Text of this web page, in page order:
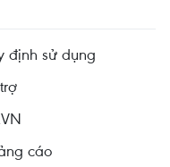
định sử dụng
cáo